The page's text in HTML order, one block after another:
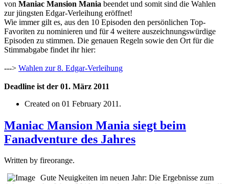
von Maniac Mansion Mania beendet und somit sind die Wahlen
zur jüngsten Edgar-Verleihung eröffnet!
Wie immer gilt es, aus den 10 Episoden den persönlichen Top-
Favoriten zu nominieren und für 4 weitere auszeichnungswürdige
Episoden zu stimmen. Die genauen Regeln sowie den Ort für die
Stimmabgabe findet ihr hier:
---> Wahlen zur 8. Edgar-Verleihung
Deadline ist der 01. März 2011
Created on 01 February 2011 .
Maniac Mansion Mania siegt beim
Fanadventure des Jahres
Written by fireorange.
Gute Neuigkeiten im neuen Jahr: Die Ergebnisse zum